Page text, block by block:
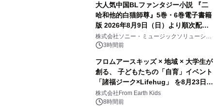
大人気中国BLファンタジー小説 『二
哈和他的白猫師尊』5巻・6巻電子書籍
版 2026年8月9日（日）より順次配信
開始
株式会社ソニー・ミュージックソリューショ
ンズ3時間前
フロムアースキッズ × 地域 × 大学生が
創る、 子どもたちの「自育」イベント
「諸福ジーク×Lifehug」 を8月23日
(日)開催
株式会社From Earth Kids
8時間前